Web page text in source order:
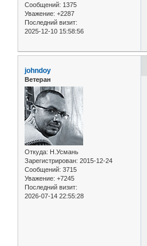
Сообщений: 1375
Уважение: +2287
Последний визит:
2025-12-10 15:58:56
johndoy
Ветеран
Откуда: Н.Усмань
Зарегистрирован: 2015-12-24
Сообщений: 3715
Уважение: +7245
Последний визит:
2026-07-14 22:55:28